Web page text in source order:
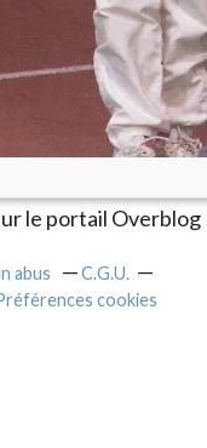
le portail Overblog
abus
C.G.U.
cookies